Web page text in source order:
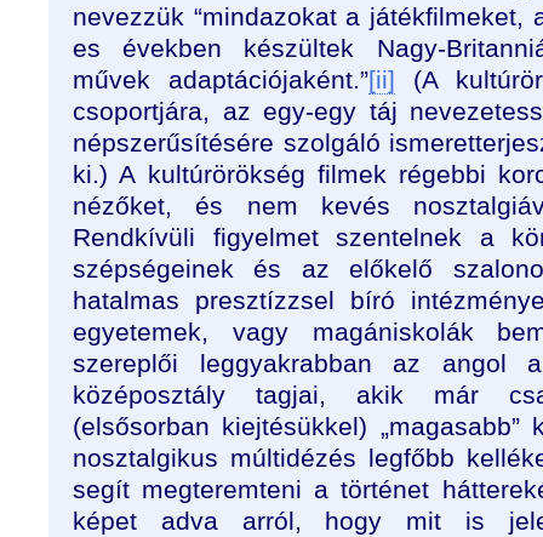
nevezzük “mindazokat a játékfilmeket,
es években készültek Nagy-
művek adaptációjaként.”[ii] (A
csoportjára, az egy-egy táj
népszerűsítésére szolgáló
ki.) A kultúrörökség filmek régebbi
nézőket, és nem kevés
Rendkívüli figyelmet szentelnek a
szépségeinek és az előkelő
hatalmas presztízzsel bíró
egyetemek, vagy magániskolák
szereplői leggyakrabban az angol
középosztály tagjai, akik már
(elsősorban kiejtésükkel) „magasabb”
nosztalgikus múltidézés legfőbb
segít megteremteni a történet
képet adva arról, hogy mit is